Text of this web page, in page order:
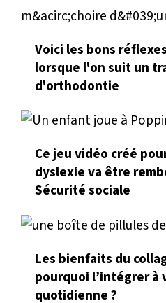
Voici les bons
lorsque l'on suit un
d'orthodontie
Ce jeu vidéo créé
dyslexie va être
Sécurité sociale
Les bienfaits du
pourquoi l’intégrer
quotidienne ?